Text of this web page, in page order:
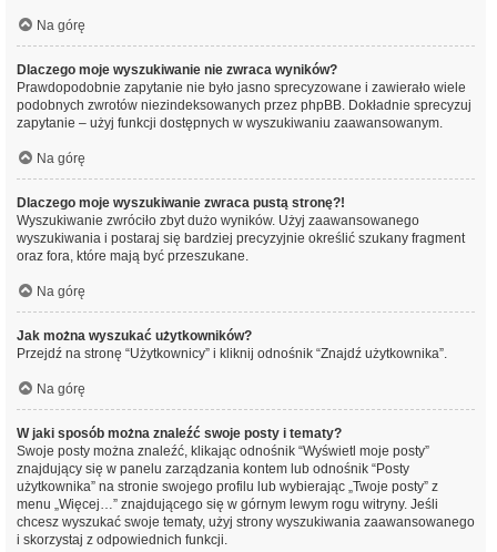
Na górę
Dlaczego moje wyszukiwanie nie zwraca wyników?
Prawdopodobnie zapytanie nie było jasno sprecyzowane i zawierało wiele
podobnych zwrotów niezindeksowanych przez phpBB. Dokładnie sprecyzuj
zapytanie – użyj funkcji dostępnych w wyszukiwaniu zaawansowanym.
Na górę
Dlaczego moje wyszukiwanie zwraca pustą stronę?!
Wyszukiwanie zwróciło zbyt dużo wyników. Użyj zaawansowanego
wyszukiwania i postaraj się bardziej precyzyjnie określić szukany fragment
oraz fora, które mają być przeszukane.
Na górę
Jak można wyszukać użytkowników?
Przejdź na stronę “Użytkownicy” i kliknij odnośnik “Znajdź użytkownika”.
Na górę
W jaki sposób można znaleźć swoje posty i tematy?
Swoje posty można znaleźć, klikając odnośnik “Wyświetl moje posty”
znajdujący się w panelu zarządzania kontem lub odnośnik “Posty
użytkownika” na stronie swojego profilu lub wybierając „Twoje posty” z
menu „Więcej…” znajdującego się w górnym lewym rogu witryny. Jeśli
chcesz wyszukać swoje tematy, użyj strony wyszukiwania zaawansowanego
i skorzystaj z odpowiednich funkcji.